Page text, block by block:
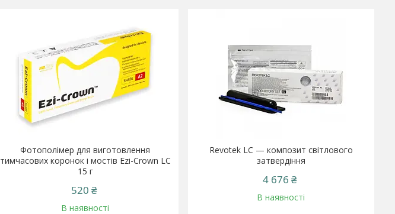
Фотополімер для виготовлення
тимчасових коронок і мостів Ezi-Crown LC
15 г
520 ₴
В наявності
Revotek LC — композит світлового
затвердіння
4 676 ₴
В наявності